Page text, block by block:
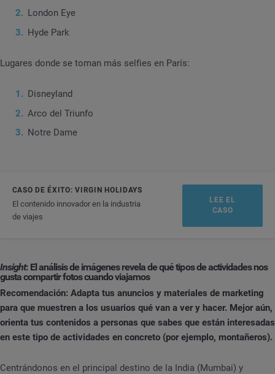
London Eye
Hyde Park
Lugares donde se toman más selfies en París:
Disneyland
Arco del Triunfo
Notre Dame
CASO DE ÉXITO: VIRGIN HOLIDAYS
El contenido innovador en la industria
de viajes
LEE EL
CASO
Insight: El análisis de imágenes revela de qué tipos de actividades nos
gusta compartir fotos cuando viajamos
Recomendación: Adapta tus anuncios y materiales de marketing
para que muestren a los usuarios qué van a ver y hacer. Mejor aún,
orienta tus contenidos a personas que sabes que están interesadas
en este tipo de actividades en concreto (por ejemplo, montañeros).
Centrándonos en el principal destino de la India (Mumbai) y